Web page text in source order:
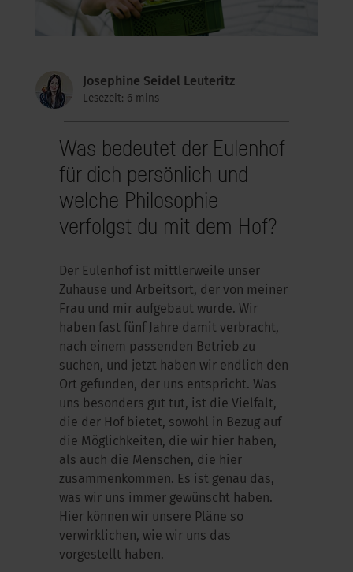
Josephine Seidel Leuteritz
Lesezeit: 6 mins
Was bedeutet der Eulenhof
für dich persönlich und
welche Philosophie
verfolgst du mit dem Hof?
Der Eulenhof ist mittlerweile unser
Zuhause und Arbeitsort, der von meiner
Frau und mir aufgebaut wurde. Wir
haben fast fünf Jahre damit verbracht,
nach einem passenden Betrieb zu
suchen, und jetzt haben wir endlich den
Ort gefunden, der uns entspricht. Was
uns besonders gut tut, ist die Vielfalt,
die der Hof bietet, sowohl in Bezug auf
die Möglichkeiten, die wir hier haben,
als auch die Menschen, die hier
zusammenkommen. Es ist genau das,
was wir uns immer gewünscht haben.
Hier können wir unsere Pläne so
verwirklichen, wie wir uns das
vorgestellt haben.